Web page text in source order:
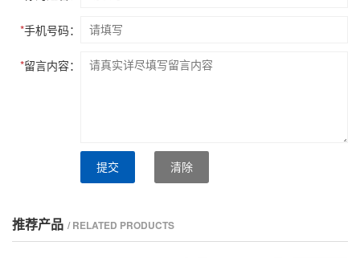
*手机号码：
*留言内容：
提交 清除
推荐产品 / RELATED PRODUCTS